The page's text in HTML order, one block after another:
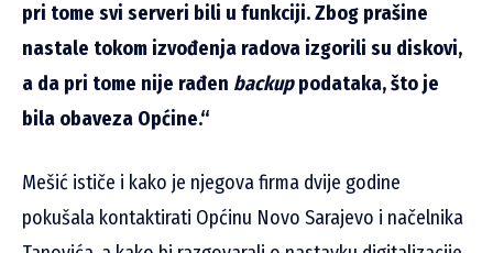
pri tome svi serveri bili u funkciji. Zbog prašine
nastale tokom izvođenja radova izgorili su diskovi,
a da pri tome nije rađen backuppodataka, što je
bila obaveza Općine.“
Mešić ističe i kako je njegova firma dvije godine
pokušala kontaktirati Općinu Novo Sarajevo i načelnika